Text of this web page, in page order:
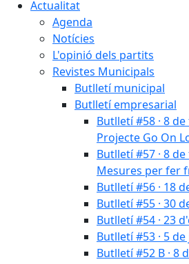
Actualitat
Agenda
Notícies
L'opinió dels partits
Revistes Municipals
Butlletí municipal
Butlletí empresarial
Butlletí #58 · 8
Projecte Go On
Butlletí #57 · 8
Mesures per fer
Butlletí #56 · 18
Butlletí #55 · 30
Butlletí #54 · 23
Butlletí #53 · 5
Butlletí #52 B · 8